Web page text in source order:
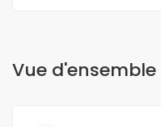
Vue d'ensemble